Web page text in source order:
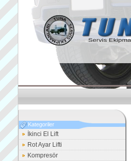
Kategoriler
İkinci El Lift
Rot Ayar Lifti
Kompresör